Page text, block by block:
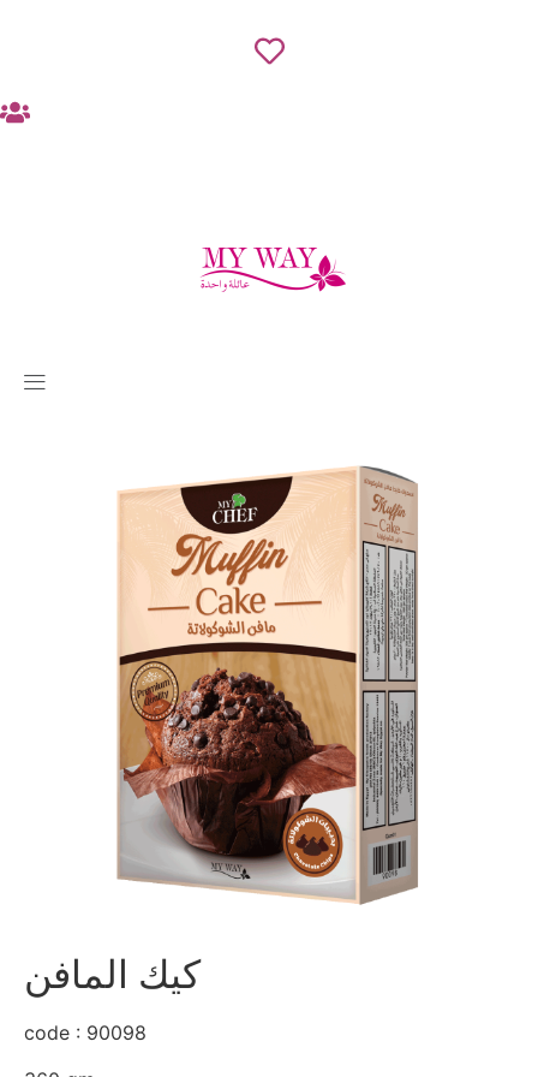
كيك المافن
code : 90098